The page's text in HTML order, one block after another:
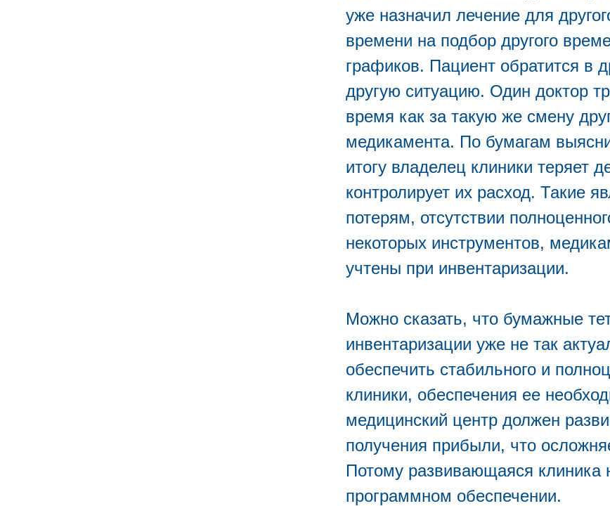
уже назначил лечение для
времени на подбор другого
графиков. Пациент обратится в
другую ситуацию. Один доктор
время как за такую же смену
медикамента. По бумагам
итогу владелец клиники теряет
контролирует их расход. Такие
потерям, отсутствии
некоторых инструментов,
учтены при инвентаризации.
Можно сказать, что бумажные
инвентаризации уже не так
обеспечить стабильного и
клиники, обеспечения ее
медицинский центр должен
получения прибыли, что
Потому развивающаяся клиника
программном обеспечении.